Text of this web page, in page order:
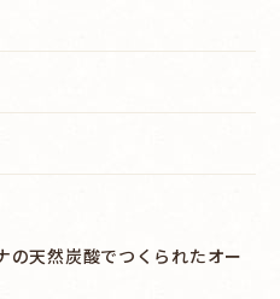
の天然炭酸でつくられたオー